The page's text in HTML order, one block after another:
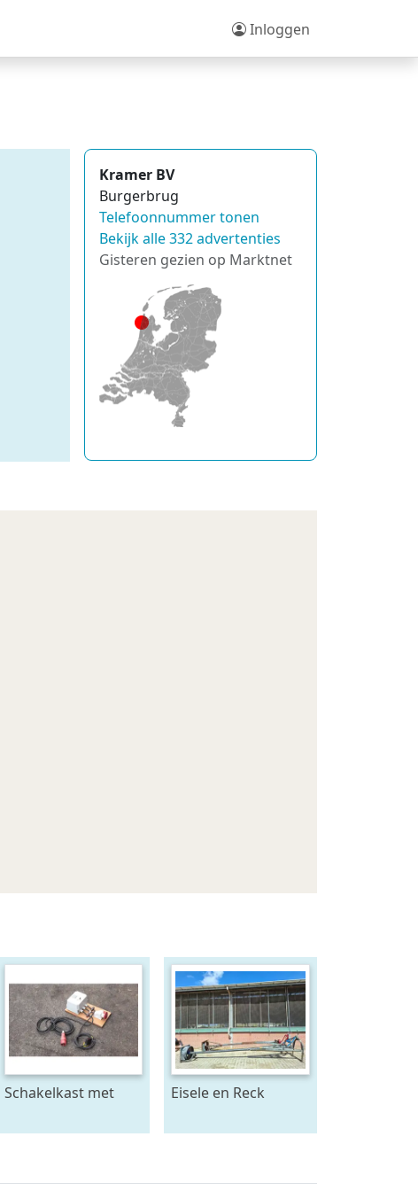
Inloggen
Kramer BV
Burgerbrug
Telefoonnummer tonen
Bekijk alle 332 advertenties
Gisteren gezien op Marktnet
Schakelkast met
krachtstroom
Eisele en Reck
omkeer kast 70 x 70